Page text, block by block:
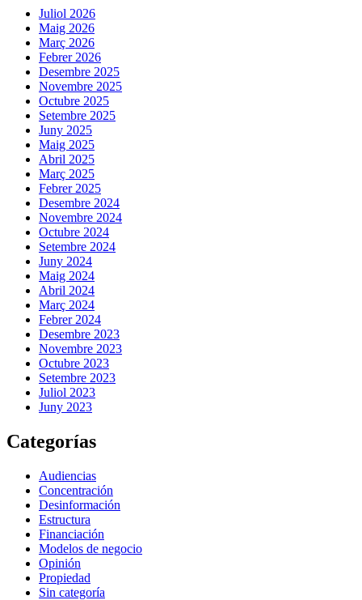
Juliol 2026
Maig 2026
Març 2026
Febrer 2026
Desembre 2025
Novembre 2025
Octubre 2025
Setembre 2025
Juny 2025
Maig 2025
Abril 2025
Març 2025
Febrer 2025
Desembre 2024
Novembre 2024
Octubre 2024
Setembre 2024
Juny 2024
Maig 2024
Abril 2024
Març 2024
Febrer 2024
Desembre 2023
Novembre 2023
Octubre 2023
Setembre 2023
Juliol 2023
Juny 2023
Categorías
Audiencias
Concentración
Desinformación
Estructura
Financiación
Modelos de negocio
Opinión
Propiedad
Sin categoría